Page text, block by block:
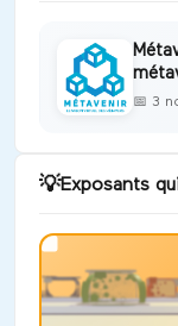
📅 3
💡Exposants